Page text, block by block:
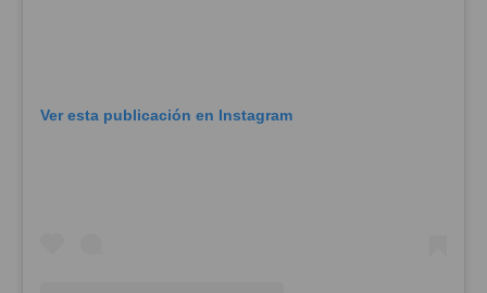
Ver esta publicación en Instagram